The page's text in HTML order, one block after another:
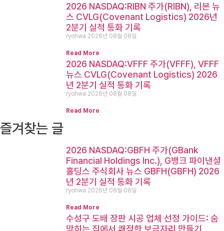
2026 NASDAQ:RIBN 주가(RIBN), 리본 뉴
스 CVLG(Covenant Logistics) 2026년
2분기 실적 통화 기록
ryohwa 2026년 08월 08일
Read More
2026 NASDAQ:VFFF 주가(VFFF), VFFF
뉴스 CVLG(Covenant Logistics) 2026
년 2분기 실적 통화 기록
ryohwa 2026년 08월 08일
Read More
즐겨찾는 글
2026 NASDAQ:GBFH 주가(GBank
Financial Holdings Inc.), G뱅크 파이낸셜
홀딩스 주식회사 뉴스 GBFH(GBFH) 2026
년 2분기 실적 통화 기록
ryohwa 2026년 08월 08일
Read More
수성구 도배 장판 시공 업체 선정 가이드: 숨
막히는 집에서 쾌적한 보금자리 만들기